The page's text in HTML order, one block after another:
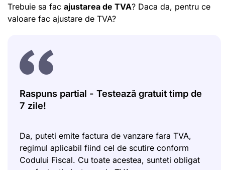
Trebuie sa fac ajustarea de TVA? Daca da, pentru ce
valoare fac ajustare de TVA?
Raspuns partial - Testează gratuit timp de
7 zile!
Da, puteti emite factura de vanzare fara TVA,
regimul aplicabil fiind cel de scutire conform
Codului Fiscal. Cu toate acestea, sunteti obligat